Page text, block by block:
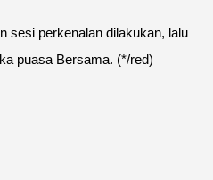
sesi perkenalan dilakukan, lalu
puasa Bersama. (*/red)